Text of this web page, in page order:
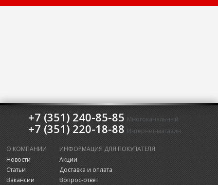
+7 (351) 240-85-85 Многоканальный
+7 (351) 220-18-88 Интернет-магазин
О КОМПАНИИ
Новости
Статьи
Вакансии
ИНФОРМАЦИЯ ДЛЯ ПОКУПАТЕЛЯ
Акции
Доставка и оплата
Вопрос-ответ